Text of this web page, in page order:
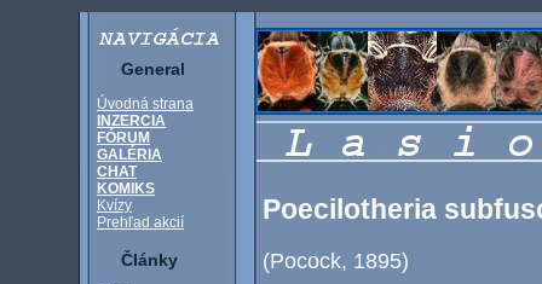
General
Úvodná strana
INZERCIA
FÓRUM
GALÉRIA
CHAT
KOMIKS
Kvízy
Prehľad akcií
Články
Poecilotheria
(Pocock, 1895)